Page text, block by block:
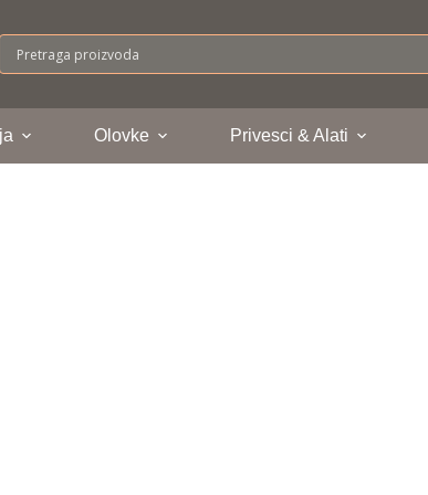
Olovke Privesci & Alati